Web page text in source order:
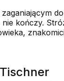
zaganiającym
kończy.